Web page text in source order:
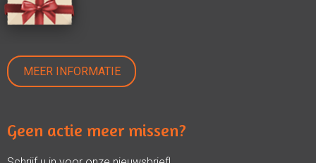
MEER INFORMATIE
Geen actie meer missen?